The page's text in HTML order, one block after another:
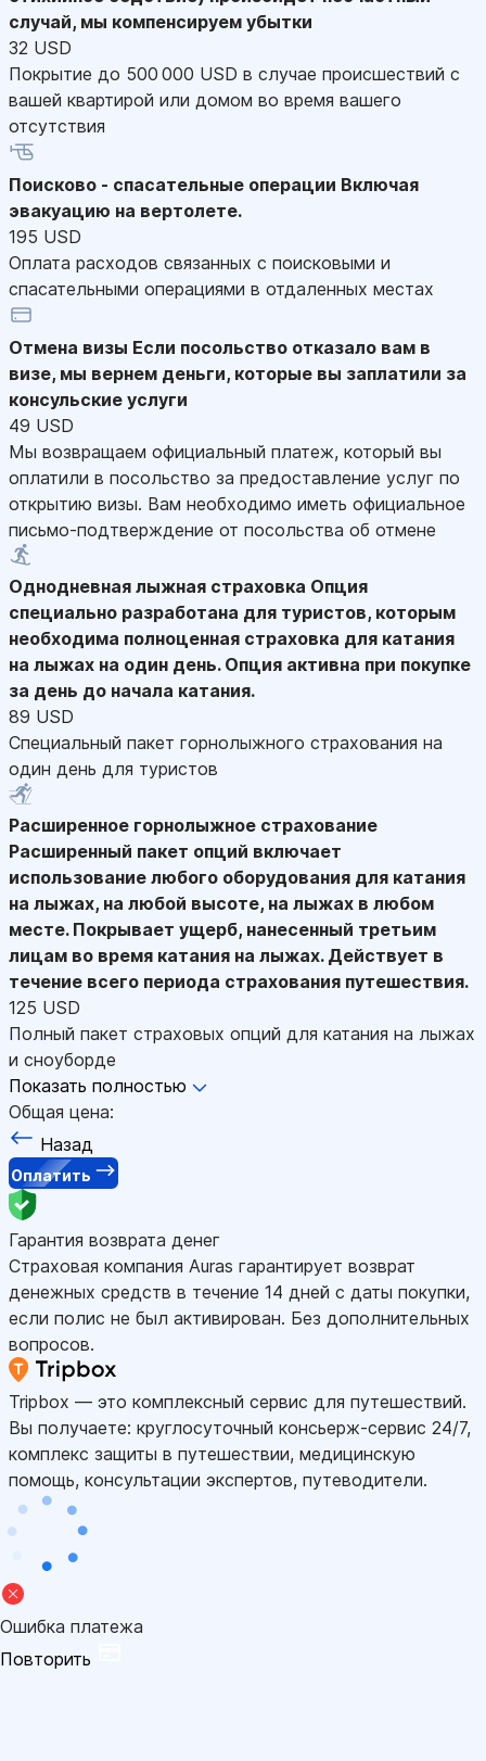
случай, мы компенсируем убытки
32 USD
Покрытие до 500 000 USD в случае происшествий с
вашей квартирой или домом во время вашего
отсутствия
Поисково - спасательные операции Включая
эвакуацию на вертолете.
195 USD
Оплата расходов связанных с поисковыми и
спасательными операциями в отдаленных местах
Отмена визы Если посольство отказало вам в
визе, мы вернем деньги, которые вы заплатили за
консульские услуги
49 USD
Мы возвращаем официальный платеж, который вы
оплатили в посольство за предоставление услуг по
открытию визы. Вам необходимо иметь официальное
письмо-подтверждение от посольства об отмене
Однодневная лыжная страховка Опция
специально разработана для туристов, которым
необходима полноценная страховка для катания
на лыжах на один день. Опция активна при покупке
за день до начала катания.
89 USD
Специальный пакет горнолыжного страхования на
один день для туристов
Расширенное горнолыжное страхование
Расширенный пакет опций включает
использование любого оборудования для катания
на лыжах, на любой высоте, на лыжах в любом
месте. Покрывает ущерб, нанесенный третьим
лицам во время катания на лыжах. Действует в
течение всего периода страхования путешествия.
125 USD
Полный пакет страховых опций для катания на лыжах
и сноуборде
Показать полностью
Общая цена:
Назад
Оплатить
Гарантия возврата денег
Страховая компания Auras гарантирует возврат
денежных средств в течение 14 дней с даты покупки,
если полис не был активирован. Без дополнительных
вопросов.
Tripbox — это комплексный сервис для путешествий.
Вы получаете: круглосуточный консьерж-сервис 24/7,
комплекс защиты в путешествии, медицинскую
помощь, консультации экспертов, путеводители.
Ошибка платежа
Повторить